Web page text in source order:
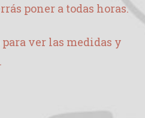
poner a todas horas.
ver las medidas y